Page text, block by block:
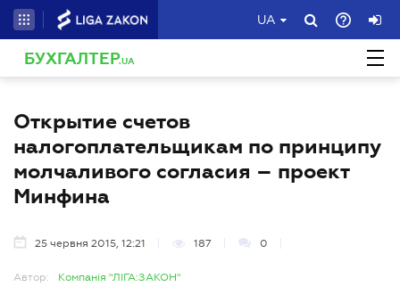
UA
БУХГАЛТЕР.UA
Открытие счетов
налогоплательщикам по принципу
молчаливого согласия – проект
Минфина
25 червня 2015, 12:21 187 0
Автор: Компанія "ЛІГА:ЗАКОН"